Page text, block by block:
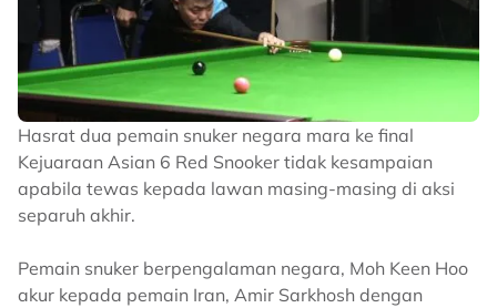
Hasrat dua pemain snuker negara mara ke final
Kejuaraan Asian 6 Red Snooker tidak kesampaian
apabila tewas kepada lawan masing-masing di aksi
separuh akhir.
Pemain snuker berpengalaman negara, Moh Keen Hoo
akur kepada pemain Iran, Amir Sarkhosh dengan